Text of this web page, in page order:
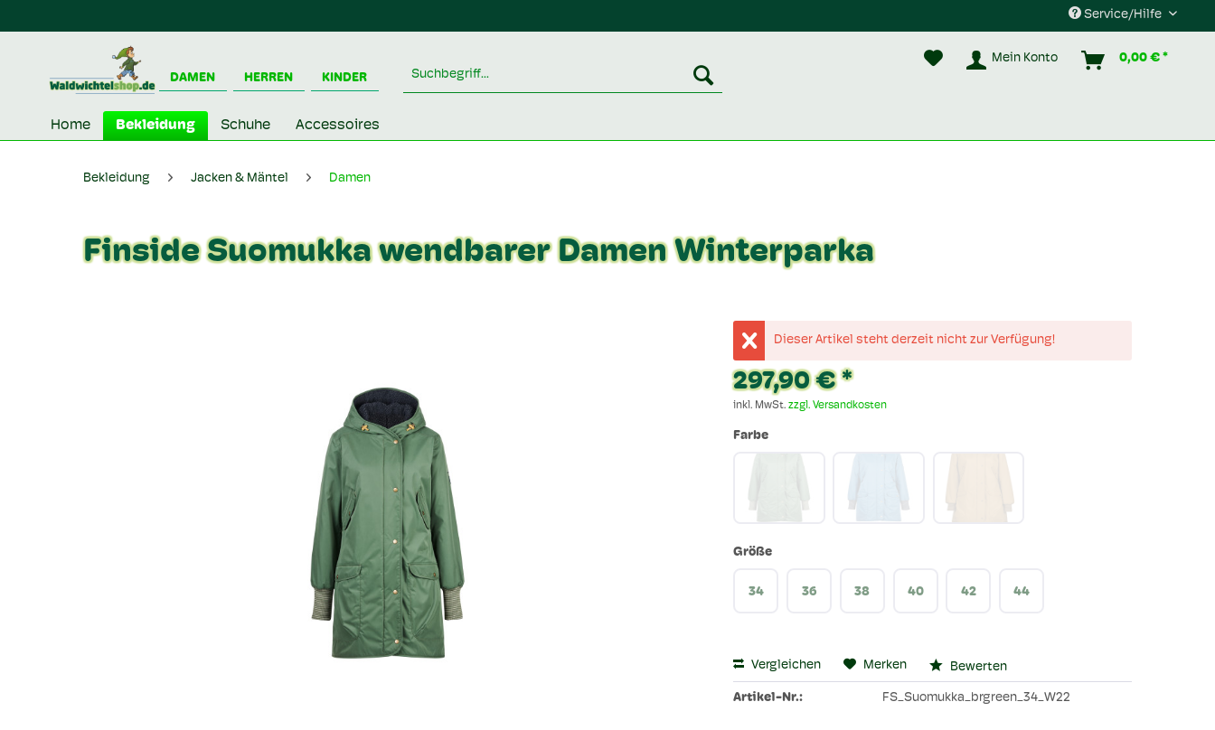
Service/Hilfe
DAMEN HERREN KINDER
Mein Konto 0,00 € *
Home Bekleidung Schuhe Accessoires
Bekleidung Jacken & Mäntel Damen
Finside Suomukka wendbarer Damen Winterparka
Dieser Artikel steht derzeit nicht zur Verfügung!
297,90 € *
inkl. MwSt.zzgl. Versandkosten
Farbe
Größe
34 36 38 40 42 44
Vergleichen Merken Bewerten
Artikel-Nr.: FS_Suomukka_brgreen_34_W22